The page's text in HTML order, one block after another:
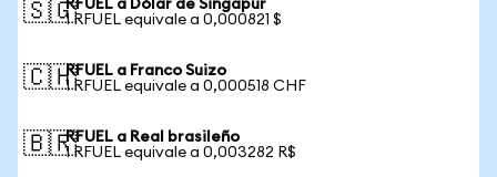
🇸🇬RFUEL a Dólar de Singapur
1 RFUEL equivale a 0,000821 $
🇨🇭RFUEL a Franco Suizo
1 RFUEL equivale a 0,000518 CHF
🇧🇷RFUEL a Real brasileño
1 RFUEL equivale a 0,003282 R$